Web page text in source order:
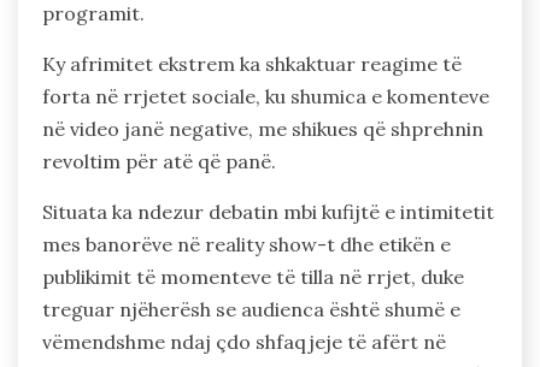
programit.
Ky afrimitet ekstrem ka shkaktuar reagime të
forta në rrjetet sociale, ku shumica e komenteve
në video janë negative, me shikues që shprehnin
revoltim për atë që panë.
Situata ka ndezur debatin mbi kufijtë e intimitetit
mes banorëve në reality show-t dhe etikën e
publikimit të momenteve të tilla në rrjet, duke
treguar njëherësh se audienca është shumë e
vëmendshme ndaj çdo shfaqjeje të afërt në